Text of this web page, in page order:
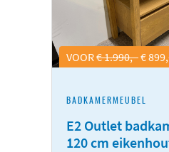
VOOR€ 1.990,-€
BADKAMERMEUBEL
E2 Outlet
120 cm